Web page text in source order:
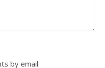
by email.